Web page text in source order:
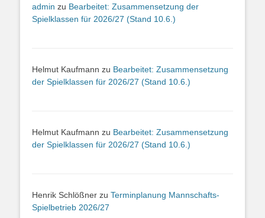
admin zu Bearbeitet: Zusammensetzung der
Spielklassen für 2026/27 (Stand 10.6.)
Helmut Kaufmann zu Bearbeitet: Zusammensetzung
der Spielklassen für 2026/27 (Stand 10.6.)
Helmut Kaufmann zu Bearbeitet: Zusammensetzung
der Spielklassen für 2026/27 (Stand 10.6.)
Henrik Schlößner zu Terminplanung Mannschafts-
Spielbetrieb 2026/27